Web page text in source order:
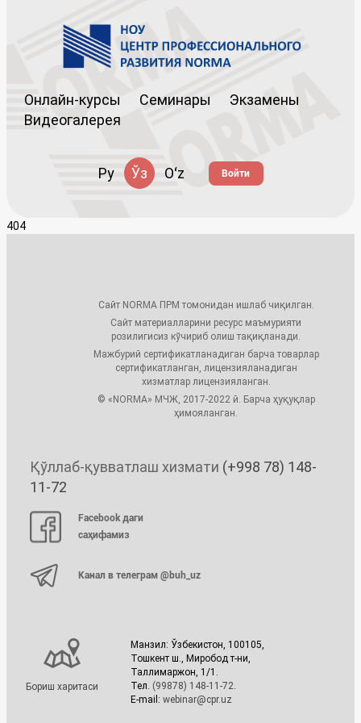
Онлайн-курсы Семинары
Экзамены
Видеогалерея
Ру Ўз Oʻz Войти
404
Сайт NORMA ПРМ томонидан ишлаб чиқилган.
Сайт материалларини ресурс маъмурияти
розилигисиз кўчириб олиш тақиқланади.
Мажбурий сертификатланадиган барча товарлар
сертификатланган, лицензияланадиган
хизматлар лицензияланган.
© «NORMA» МЧЖ, 2017-2022 й. Барча ҳуқуқлар
ҳимояланган.
Қўллаб-қувватлаш хизмати (+998 78) 148-
11-72
Facebook даги
саҳифамиз
Канал в телеграм @buh_uz
Бориш харитаси
Манзил: Ўзбекистон, 100105,
Тошкент ш., Миробод т-ни,
Таллимаржон, 1/1.
Тел. (99878) 148-11-72
E-mail: webinar@cpr.uz